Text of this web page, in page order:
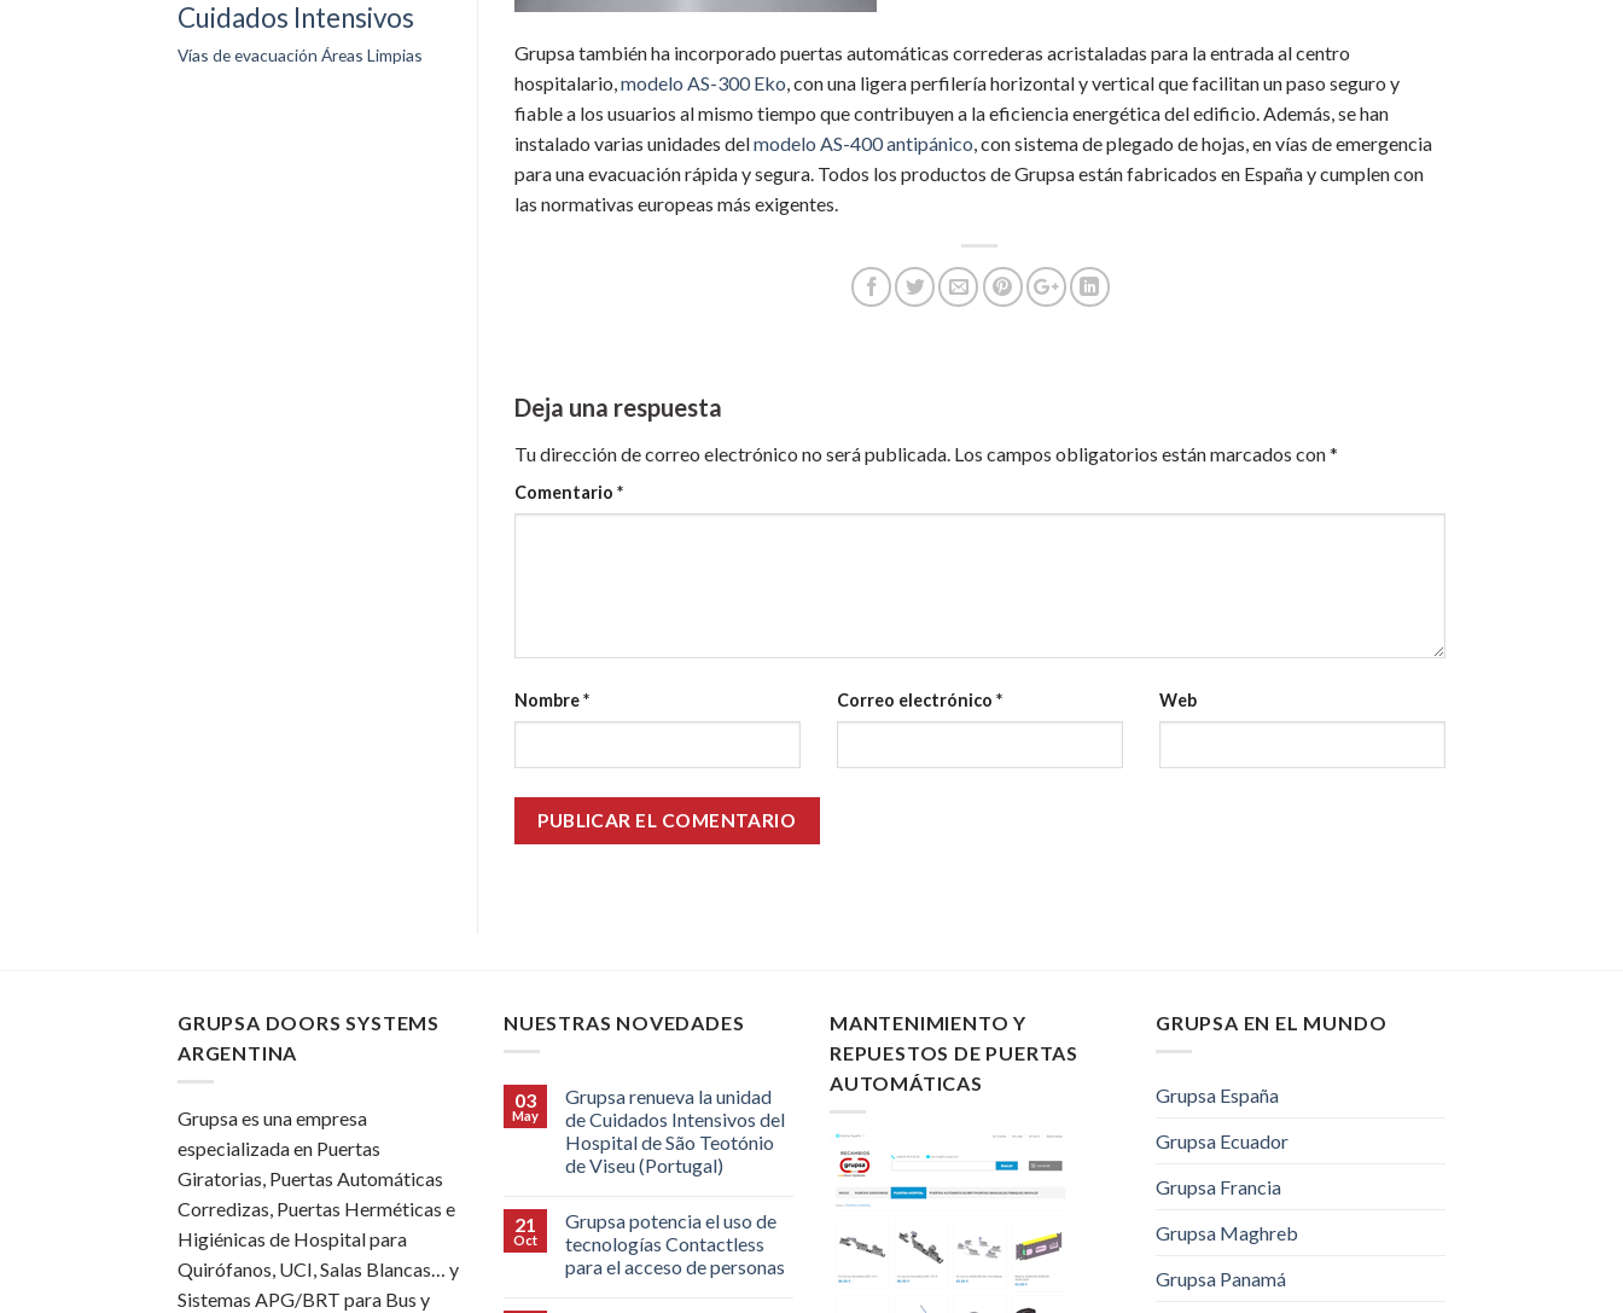
Cuidados Intensivos
Vías de evacuación Áreas Limpias
Grupsa también ha incorporado puertas automáticas correderas acristaladas para la entrada al centro
hospitalario,modelo AS-300 Eko, con una ligera perfilería horizontal y vertical que facilitan un paso seguro y
fiable a los usuarios al mismo tiempo que contribuyen a la eficiencia energética del edificio. Además, se han
instalado varias unidades delmodelo AS-400 antipánico, con sistema de plegado de hojas, en vías de emergencia
para una evacuación rápida y segura. Todos los productos de Grupsa están fabricados en España y cumplen con
las normativas europeas más exigentes.
Deja una respuesta
Tu dirección de correo electrónico no será publicada. Los campos obligatorios están marcados con*
Comentario *
Nombre* Correo electrónico * Web
GRUPSA DOORS SYSTEMS
ARGENTINA
Grupsa es una empresa
especializada en Puertas
Giratorias, Puertas Automáticas
Corredizas, Puertas Herméticas e
Higiénicas de Hospital para
Quirófanos, UCI, Salas Blancas… y
Sistemas APG/BRT para Bus y
NUESTRAS NOVEDADES
03
May
Grupsa renueva la unidad
de Cuidados Intensivos del
Hospital de São Teotónio
de Viseu (Portugal)
21
Oct
Grupsa potencia el uso de
tecnologías Contactless
para el acceso de personas
MANTENIMIENTO Y
REPUESTOS DE PUERTAS
AUTOMÁTICAS
GRUPSA EN EL MUNDO
Grupsa España
Grupsa Ecuador
Grupsa Francia
Grupsa Maghreb
Grupsa Panamá